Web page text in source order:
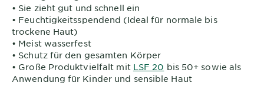
• Sie zieht gut und schnell ein
• Feuchtigkeitsspendend (Ideal für normale bis
trockene Haut)
• Meist wasserfest
• Schutz für den gesamten Körper
• Große Produktvielfalt mit LSF 20 bis 50+ sowie als
Anwendung für Kinder und sensible Haut